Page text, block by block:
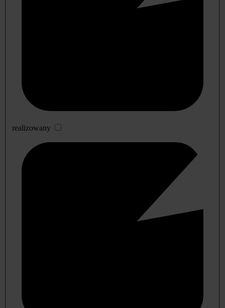
realizowany